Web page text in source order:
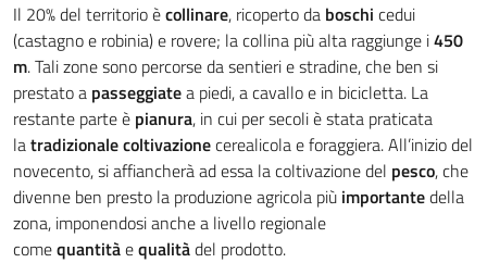
Il 20% del territorio ècollinare, ricoperto da boschi cedui
(castagno e robinia) e rovere; la collina più alta raggiunge i450
m. Tali zone sono percorse da sentieri e stradine, che ben si
prestato a passeggiatea piedi, a cavallo e in bicicletta. La
restante parte è pianura, in cui per secoli è stata praticata
latradizionale coltivazionecerealicola e foraggiera. All’inizio del
novecento, si affiancherà ad essa la coltivazione del pesco, che
divenne ben presto la produzione agricola più importantedella
zona, imponendosi anche a livello regionale
comequantitàequalitàdel prodotto.